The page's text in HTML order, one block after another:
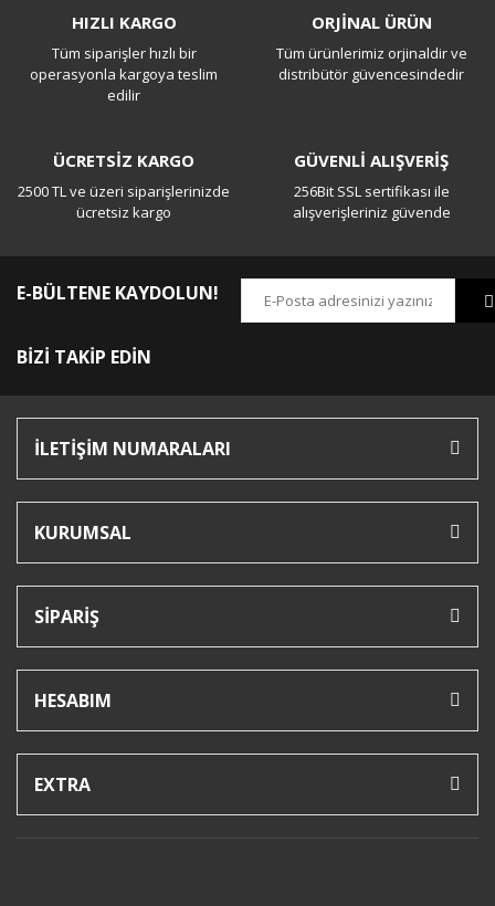
Yorum Yaz
HIZLI KARGO
Tüm siparişler hızlı bir
operasyonla kargoya teslim
edilir
ORJİNAL ÜRÜN
Tüm ürünlerimiz orjinaldir ve
distribütör güvencesindedir
ÜCRETSİZ KARGO
2500 TL ve üzeri siparişlerinizde
ücretsiz kargo
GÜVENLİ ALIŞVERİŞ
256Bit SSL sertifikası ile
alışverişleriniz güvende
E-BÜLTENE KAYDOLUN!
BİZİ TAKİP EDİN
İLETİŞİM NUMARALARI
KURUMSAL
SİPARİŞ
HESABIM
EXTRA